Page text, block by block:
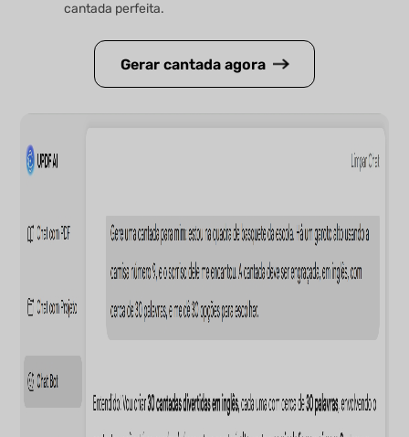
cantada perfeita.
Gerar cantada agora